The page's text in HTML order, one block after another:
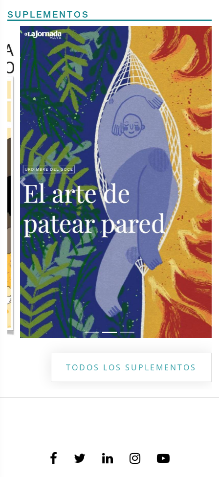
SUPLEMENTOS
Previous Next
TODOS LOS SUPLEMENTOS